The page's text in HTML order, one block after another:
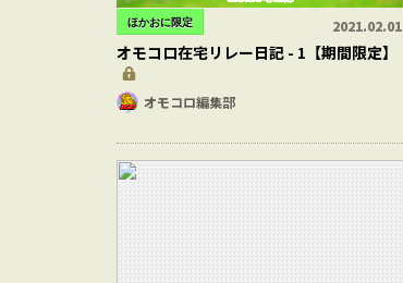
ほかおに限定 2021.02.01
オモコロ在宅リレー日記 - 1【期間限定】
オモコロ編集部